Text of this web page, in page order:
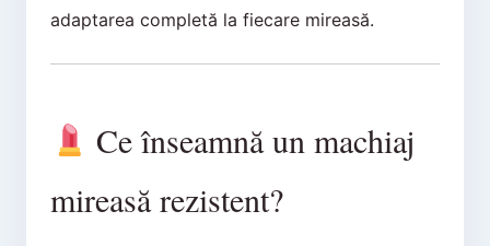
adaptarea completă la fiecare mireasă.
Ce înseamnă un machiaj
mireasă rezistent?